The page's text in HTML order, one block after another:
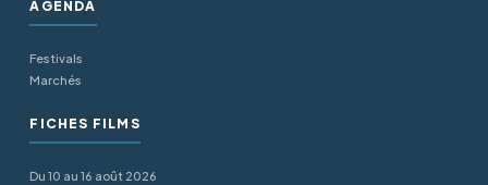
AGENDA
Festivals
Marchés
FICHES FILMS
Du 10 au 16 août 2026